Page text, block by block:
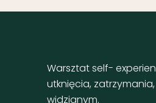
Warsztat self-
utknięcia,
widzianym.